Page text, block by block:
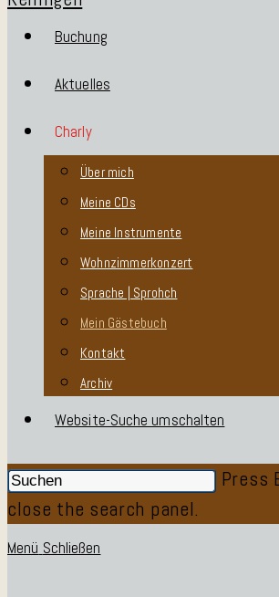
Buchung
Aktuelles
Charly
Über mich
Meine CDs
Meine Instrumente
Wohnzimmerkonzert
Sprache | Sprohch
Mein Gästebuch
Kontakt
Archiv
Website-Suche umschalten
Press
close the search panel.
Menü Schließen